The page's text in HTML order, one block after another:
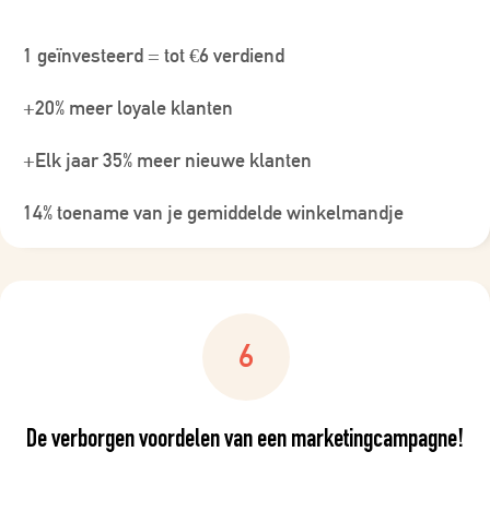
1 geïnvesteerd = tot €6 verdiend
+20% meer loyale klanten
+Elk jaar 35% meer nieuwe klanten
14% toename van je gemiddelde winkelmandje
De verborgen voordelen van een marketingcampagne!